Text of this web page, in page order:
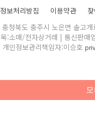
보처리방침 이용약관
청북도 충주시 노은면 솔고
:소매/전자상거래 | 통신판매
인정보관리책임자:이승호